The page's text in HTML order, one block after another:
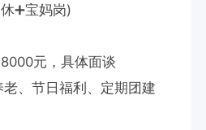
➕宝妈岗)
元，具体面谈
、节日福利、定期团建